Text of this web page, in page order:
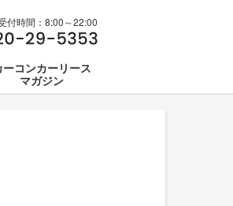
付時間：8:00～22:00
ーコンカーリース
マガジン